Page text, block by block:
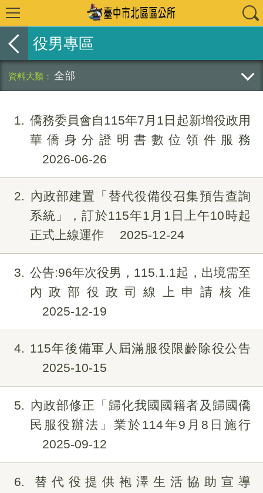
役男專區
全部
1
僑務委員會自115年7月1日起新增役政用
華僑身分證明書數位領件服務
2026-06-26
2
內政部建置「替代役備役召集預告查詢
系統」，訂於115年1月1日上午10時起
正式上線運作
2025-12-24
3
公告:96年次役男，115.1.1起，出境需至
內政部役政司線上申請核准
2025-12-19
4
115年後備軍人屆滿服役限齡除役公告
2025-10-15
5
內政部修正「歸化我國國籍者及歸國僑
民服役辦法」業於114年9月8日施行
2025-09-12
6
替代役提供袍澤生活協助宣導